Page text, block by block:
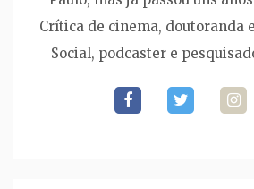
Crítica de cinema, doutoranda
Social, podcaster e